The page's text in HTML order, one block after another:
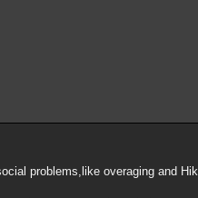
problems,like overaging and